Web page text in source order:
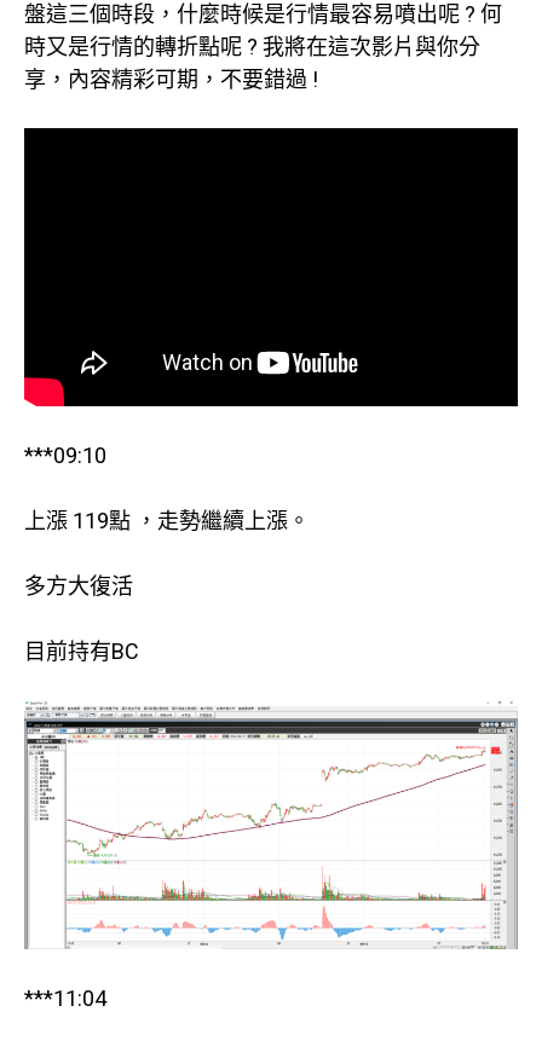
盤這三個時段，什麼時候是行情最容易噴出呢 ? 何
時又是行情的轉折點呢 ? 我將在這次影片與你分
享，內容精彩可期，不要錯過 !
***09:10
上漲 119點 ，走勢繼續上漲。
多方大復活
目前持有BC
***11:04